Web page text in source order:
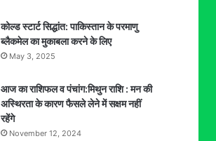
कोल्ड स्टार्ट सिद्धांत: पाकिस्तान के परमाणु
ब्लैकमेल का मुकाबला करने के लिए
May 3, 2025
आज का राशिफल व पंचांग:मिथुन राशि : मन की
अस्थिरता के कारण फैसले लेने में सक्षम नहीं
रहेंगे
November 12, 2024